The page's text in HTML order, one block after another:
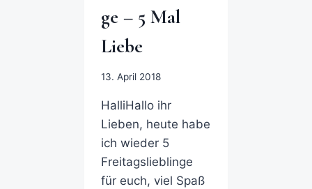
ge – 5 Mal
Liebe
13. April 2018
HalliHallo ihr
Lieben, heute habe
ich wieder 5
Freitagslieblinge
für euch, viel Spaß